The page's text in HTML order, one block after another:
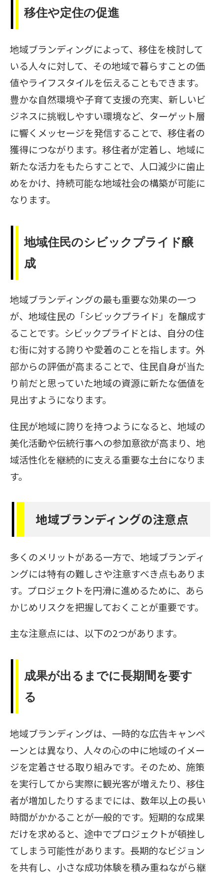
移住や定住の促進
地域ブランディングによって、移住を検討して
いる人々に対して、その地域で暮らすことの価
値やライフスタイルを伝えることもできます。
豊かな自然環境や子育て支援の充実、新しいビ
ジネスに挑戦しやすい環境など、ターゲット層
に響くメッセージを発信することで、移住者の
獲得につながります。移住者が定着し、地域に
新たな活力をもたらすことで、人口減少に歯止
めをかけ、持続可能な地域社会の構築が可能に
なります。
地域住民のシビックプライド醸
成
地域ブランディングの最も重要な効果の一つ
が、地域住民の「シビックプライド」を醸成す
ることです。シビックプライドとは、自分の住
む街に対する誇りや愛着のことを指します。外
部からの評価が高まることで、住民自身が当た
り前だと思っていた地域の資源に新たな価値を
見出すようになります。
住民が地域に誇りを持つようになると、地域の
美化活動や伝統行事への参加意欲が高まり、地
域活性化を継続的に支える重要な土台になりま
す。
地域ブランディングの注意点
多くのメリットがある一方で、地域ブランディ
ングには特有の難しさや注意すべき点もありま
す。プロジェクトを円滑に進めるために、あら
かじめリスクを把握しておくことが重要です。
主な注意点には、以下の2つがあります。
成果が出るまでに長期間を要す
る
地域ブランディングは、一時的な広告キャンペ
ーンとは異なり、人々の心の中に地域のイメー
ジを定着させる取り組みです。そのため、施策
を実行してから実際に観光客が増えたり、移住
者が増加したりするまでには、数年以上の長い
時間がかかることが一般的です。短期的な成果
だけを求めると、途中でプロジェクトが頓挫し
てしまう可能性があります。長期的なビジョン
を共有し、小さな成功体験を積み重ねながら継